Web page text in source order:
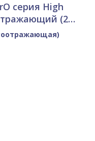
серия High
(23